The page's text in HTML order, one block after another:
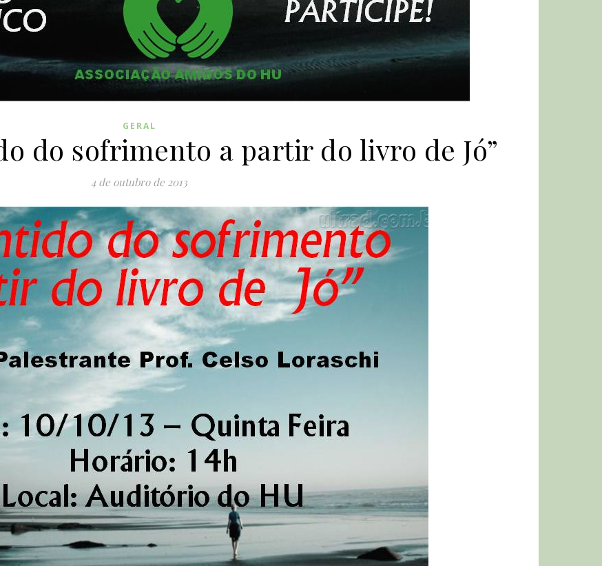
GERAL
do sofrimento a partir do livro de Jó”
4 de outubro de 2013